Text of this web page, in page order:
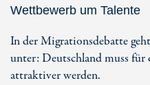
Wettbewerb um Talente
In der Migrationsdebatte
unter: Deutschland muss für
attraktiver werden.